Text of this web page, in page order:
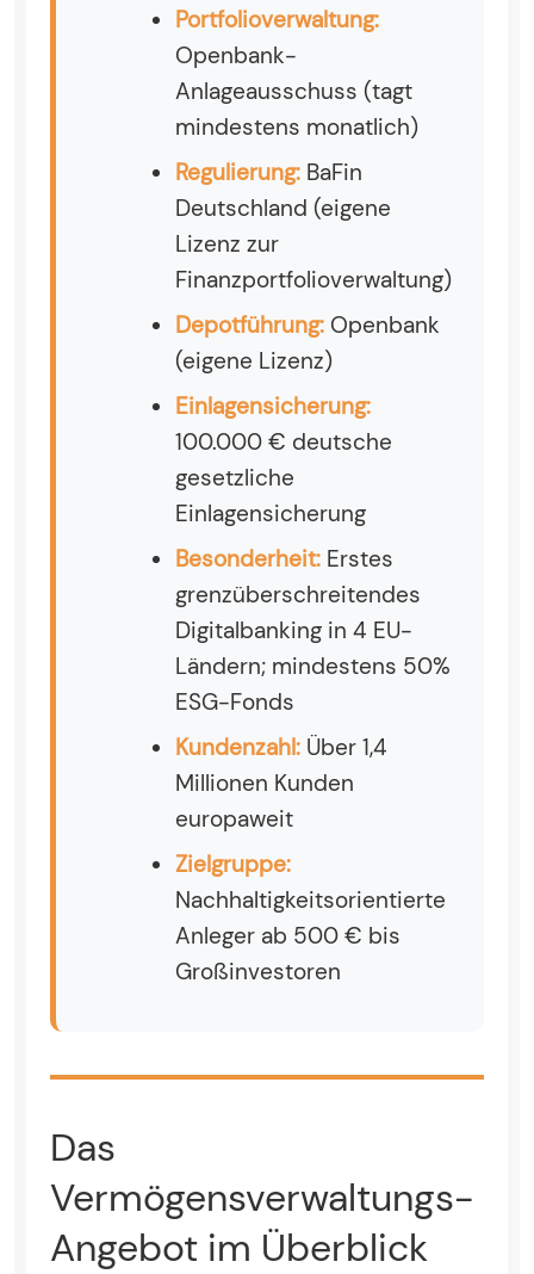
Portfolioverwaltung:
Openbank-
Anlageausschuss (tagt
mindestens monatlich)
Regulierung: BaFin
Deutschland (eigene
Lizenz zur
Finanzportfolioverwaltung)
Depotführung: Openbank
(eigene Lizenz)
Einlagensicherung:
100.000 € deutsche
gesetzliche
Einlagensicherung
Besonderheit: Erstes
grenzüberschreitendes
Digitalbanking in 4 EU-
Ländern; mindestens 50%
ESG-Fonds
Kundenzahl: Über 1,4
Millionen Kunden
europaweit
Zielgruppe:
Nachhaltigkeitsorientierte
Anleger ab 500 € bis
Großinvestoren
Das
Vermögensverwaltungs-
Angebot im Überblick